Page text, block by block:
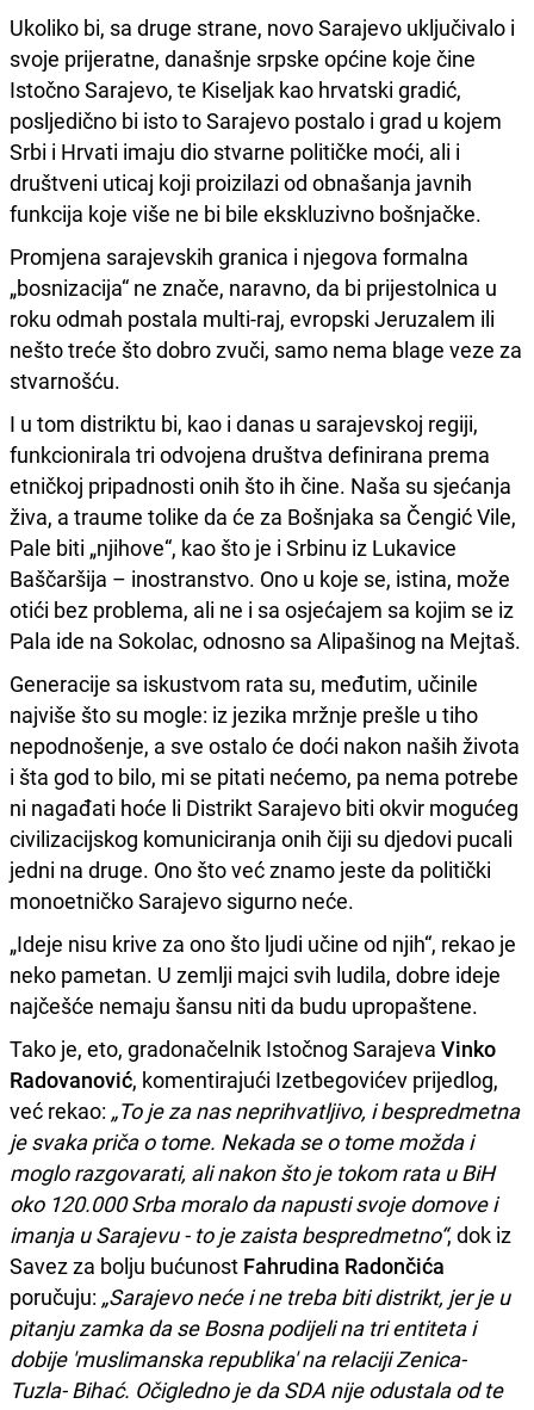
Ukoliko bi, sa druge strane, novo Sarajevo uključivalo i
svoje prijeratne, današnje srpske općine koje čine
Istočno Sarajevo, te Kiseljak kao hrvatski gradić,
posljedično bi isto to Sarajevo postalo i grad u kojem
Srbi i Hrvati imaju dio stvarne političke moći, ali i
društveni uticaj koji proizilazi od obnašanja javnih
funkcija koje više ne bi bile ekskluzivno bošnjačke.
Promjena sarajevskih granica i njegova formalna
„bosnizacija“ ne znače, naravno, da bi prijestolnica u
roku odmah postala multi-raj, evropski Jeruzalem ili
nešto treće što dobro zvuči, samo nema blage veze za
stvarnošću.
I u tom distriktu bi, kao i danas u sarajevskoj regiji,
funkcionirala tri odvojena društva definirana prema
etničkoj pripadnosti onih što ih čine. Naša su sjećanja
živa, a traume tolike da će za Bošnjaka sa Čengić Vile,
Pale biti „njihove“, kao što je i Srbinu iz Lukavice
Baščaršija – inostranstvo. Ono u koje se, istina, može
otići bez problema, ali ne i sa osjećajem sa kojim se iz
Pala ide na Sokolac, odnosno sa Alipašinog na Mejtaš.
Generacije sa iskustvom rata su, međutim, učinile
najviše što su mogle: iz jezika mržnje prešle u tiho
nepodnošenje, a sve ostalo će doći nakon naših života
i šta god to bilo, mi se pitati nećemo, pa nema potrebe
ni nagađati hoće li Distrikt Sarajevo biti okvir mogućeg
civilizacijskog komuniciranja onih čiji su djedovi pucali
jedni na druge. Ono što već znamo jeste da politički
monoetničko Sarajevo sigurno neće.
„Ideje nisu krive za ono što ljudi učine od njih“, rekao je
neko pametan. U zemlji majci svih ludila, dobre ideje
najčešće nemaju šansu niti da budu upropaštene.
Tako je, eto, gradonačelnik Istočnog Sarajeva Vinko
Radovanović, komentirajući Izetbegovićev prijedlog,
već rekao: „To je za nas neprihvatljivo, i bespredmetna
je svaka priča o tome. Nekada se o tome možda i
moglo razgovarati, ali nakon što je tokom rata u BiH
oko 120.000 Srba moralo da napusti svoje domove i
imanja u Sarajevu - to je zaista bespredmetno“, dok iz
Savez za bolju bućunost Fahrudina Radončića
poručuju: „Sarajevo neće i ne treba biti distrikt, jer je u
pitanju zamka da se Bosna podijeli na tri entiteta i
dobije 'muslimanska republika' na relaciji Zenica-
Tuzla- Bihać. Očigledno je da SDA nije odustala od te